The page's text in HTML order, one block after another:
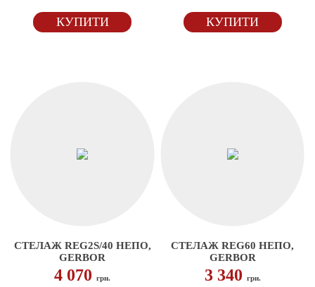
КУПИТИ КУПИТИ
СТЕЛАЖ REG2S/40 НЕПО,
GERBOR
4 070грн.
СТЕЛАЖ REG60 НЕПО,
GERBOR
3 340 грн.